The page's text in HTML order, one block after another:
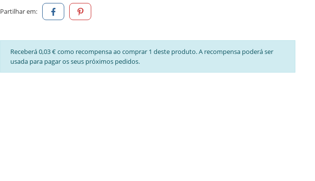
Partilhar em:
Receberá 0,03 € como recompensa ao comprar 1 deste produto. A recompensa poderá ser
usada para pagar os seus próximos pedidos.